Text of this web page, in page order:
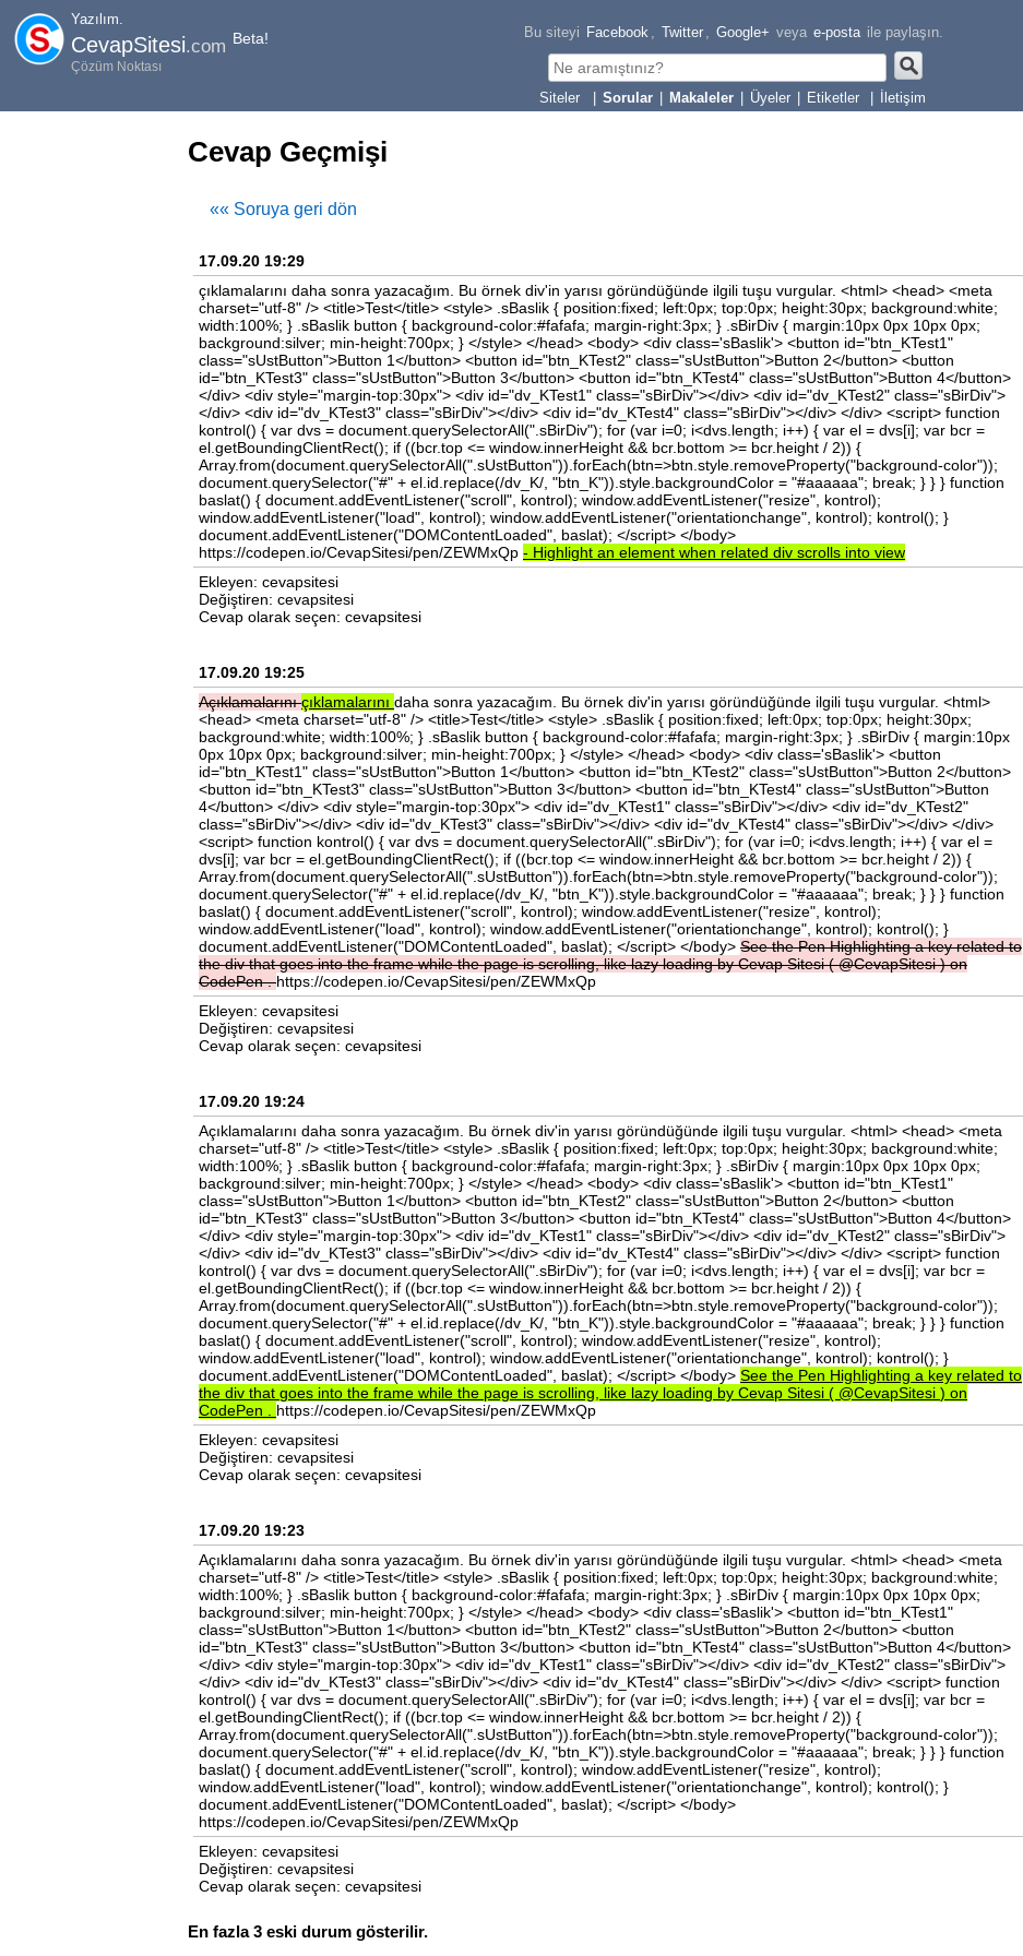
Yazılım.
CevapSitesi.com Beta!
Çözüm Noktası
Bu siteyi Facebook , Twitter , Google+ veya e-posta ile paylaşın.
Sorular Makaleler Üyeler Etiketler İletişim
Cevap Geçmişi
«« Soruya geri dön
17.09.20 19:29
çıklamalarını daha sonra yazacağım. Bu örnek div'in yarısı göründüğünde ilgili tuşu vurgular. <html> <head> <meta
charset="utf-8" /> <title>Test</title> <style> .sBaslik { position:fixed; left:0px; top:0px; height:30px; background:white;
width:100%; } .sBaslik button { background-color:#fafafa; margin-right:3px; } .sBirDiv { margin:10px 0px 10px 0px;
background:silver; min-height:700px; } </style> </head> <body> <div class='sBaslik'> <button id="btn_KTest1"
class="sUstButton">Button 1</button> <button id="btn_KTest2" class="sUstButton">Button 2</button> <button
id="btn_KTest3" class="sUstButton">Button 3</button> <button id="btn_KTest4" class="sUstButton">Button 4</button>
</div> <div style="margin-top:30px"> <div id="dv_KTest1" class="sBirDiv"></div> <div id="dv_KTest2" class="sBirDiv">
</div> <div id="dv_KTest3" class="sBirDiv"></div> <div id="dv_KTest4" class="sBirDiv"></div> </div> <script> function
kontrol() { var dvs = document.querySelectorAll(".sBirDiv"); for (var i=0; i<dvs.length; i++) { var el = dvs[i]; var bcr =
el.getBoundingClientRect(); if ((bcr.top <= window.innerHeight && bcr.bottom >= bcr.height / 2)) {
Array.from(document.querySelectorAll(".sUstButton")).forEach(btn=>btn.style.removeProperty("background-color"));
document.querySelector("#" + el.id.replace(/dv_K/, "btn_K")).style.backgroundColor = "#aaaaaa"; break; } } } function
baslat() { document.addEventListener("scroll", kontrol); window.addEventListener("resize", kontrol);
window.addEventListener("load", kontrol); window.addEventListener("orientationchange", kontrol); kontrol(); }
document.addEventListener("DOMContentLoaded", baslat); </script> </body>
https://codepen.io/CevapSitesi/pen/ZEWMxQp - Highlight an element when related div scrolls into view
Ekleyen: cevapsitesi
Değiştiren: cevapsitesi
Cevap olarak seçen: cevapsitesi
17.09.20 19:25
Açıklamalarınıçıklamalarını daha sonra yazacağım. Bu örnek div'in yarısı göründüğünde ilgili tuşu vurgular. <html>
<head> <meta charset="utf-8" /> <title>Test</title> <style> .sBaslik { position:fixed; left:0px; top:0px; height:30px;
background:white; width:100%; } .sBaslik button { background-color:#fafafa; margin-right:3px; } .sBirDiv { margin:10px
0px 10px 0px; background:silver; min-height:700px; } </style> </head> <body> <div class='sBaslik'> <button
id="btn_KTest1" class="sUstButton">Button 1</button> <button id="btn_KTest2" class="sUstButton">Button 2</button>
<button id="btn_KTest3" class="sUstButton">Button 3</button> <button id="btn_KTest4" class="sUstButton">Button
4</button> </div> <div style="margin-top:30px"> <div id="dv_KTest1" class="sBirDiv"></div> <div id="dv_KTest2"
class="sBirDiv"></div> <div id="dv_KTest3" class="sBirDiv"></div> <div id="dv_KTest4" class="sBirDiv"></div> </div>
<script> function kontrol() { var dvs = document.querySelectorAll(".sBirDiv"); for (var i=0; i<dvs.length; i++) { var el =
dvs[i]; var bcr = el.getBoundingClientRect(); if ((bcr.top <= window.innerHeight && bcr.bottom >= bcr.height / 2)) {
Array.from(document.querySelectorAll(".sUstButton")).forEach(btn=>btn.style.removeProperty("background-color"));
document.querySelector("#" + el.id.replace(/dv_K/, "btn_K")).style.backgroundColor = "#aaaaaa"; break; } } } function
baslat() { document.addEventListener("scroll", kontrol); window.addEventListener("resize", kontrol);
window.addEventListener("load", kontrol); window.addEventListener("orientationchange", kontrol); kontrol(); }
document.addEventListener("DOMContentLoaded", baslat); </script> </body> SeethePenHighlightingakeyrelatedto
thedivthatgoesintotheframewhilethepageisscrolling,likelazyloadingbyCevapSitesi(@CevapSitesi)on
CodePen.https://codepen.io/CevapSitesi/pen/ZEWMxQp
Ekleyen: cevapsitesi
Değiştiren: cevapsitesi
Cevap olarak seçen: cevapsitesi
17.09.20 19:24
Açıklamalarını daha sonra yazacağım. Bu örnek div'in yarısı göründüğünde ilgili tuşu vurgular. <html> <head> <meta
charset="utf-8" /> <title>Test</title> <style> .sBaslik { position:fixed; left:0px; top:0px; height:30px; background:white;
width:100%; } .sBaslik button { background-color:#fafafa; margin-right:3px; } .sBirDiv { margin:10px 0px 10px 0px;
background:silver; min-height:700px; } </style> </head> <body> <div class='sBaslik'> <button id="btn_KTest1"
class="sUstButton">Button 1</button> <button id="btn_KTest2" class="sUstButton">Button 2</button> <button
id="btn_KTest3" class="sUstButton">Button 3</button> <button id="btn_KTest4" class="sUstButton">Button 4</button>
</div> <div style="margin-top:30px"> <div id="dv_KTest1" class="sBirDiv"></div> <div id="dv_KTest2" class="sBirDiv">
</div> <div id="dv_KTest3" class="sBirDiv"></div> <div id="dv_KTest4" class="sBirDiv"></div> </div> <script> function
kontrol() { var dvs = document.querySelectorAll(".sBirDiv"); for (var i=0; i<dvs.length; i++) { var el = dvs[i]; var bcr =
el.getBoundingClientRect(); if ((bcr.top <= window.innerHeight && bcr.bottom >= bcr.height / 2)) {
Array.from(document.querySelectorAll(".sUstButton")).forEach(btn=>btn.style.removeProperty("background-color"));
document.querySelector("#" + el.id.replace(/dv_K/, "btn_K")).style.backgroundColor = "#aaaaaa"; break; } } } function
baslat() { document.addEventListener("scroll", kontrol); window.addEventListener("resize", kontrol);
window.addEventListener("load", kontrol); window.addEventListener("orientationchange", kontrol); kontrol(); }
document.addEventListener("DOMContentLoaded", baslat); </script> </body> See the Pen Highlighting a key related to
the div that goes into the frame while the page is scrolling, like lazy loading by Cevap Sitesi ( @CevapSitesi ) on
CodePen
https://codepen.io/CevapSitesi/pen/ZEWMxQp
Ekleyen: cevapsitesi
Değiştiren: cevapsitesi
Cevap olarak seçen: cevapsitesi
17.09.20 19:23
Açıklamalarını daha sonra yazacağım. Bu örnek div'in yarısı göründüğünde ilgili tuşu vurgular. <html> <head> <meta
charset="utf-8" /> <title>Test</title> <style> .sBaslik { position:fixed; left:0px; top:0px; height:30px; background:white;
width:100%; } .sBaslik button { background-color:#fafafa; margin-right:3px; } .sBirDiv { margin:10px 0px 10px 0px;
background:silver; min-height:700px; } </style> </head> <body> <div class='sBaslik'> <button id="btn_KTest1"
class="sUstButton">Button 1</button> <button id="btn_KTest2" class="sUstButton">Button 2</button> <button
id="btn_KTest3" class="sUstButton">Button 3</button> <button id="btn_KTest4" class="sUstButton">Button 4</button>
</div> <div style="margin-top:30px"> <div id="dv_KTest1" class="sBirDiv"></div> <div id="dv_KTest2" class="sBirDiv">
</div> <div id="dv_KTest3" class="sBirDiv"></div> <div id="dv_KTest4" class="sBirDiv"></div> </div> <script> function
kontrol() { var dvs = document.querySelectorAll(".sBirDiv"); for (var i=0; i<dvs.length; i++) { var el = dvs[i]; var bcr =
el.getBoundingClientRect(); if ((bcr.top <= window.innerHeight && bcr.bottom >= bcr.height / 2)) {
Array.from(document.querySelectorAll(".sUstButton")).forEach(btn=>btn.style.removeProperty("background-color"));
document.querySelector("#" + el.id.replace(/dv_K/, "btn_K")).style.backgroundColor = "#aaaaaa"; break; } } } function
baslat() { document.addEventListener("scroll", kontrol); window.addEventListener("resize", kontrol);
window.addEventListener("load", kontrol); window.addEventListener("orientationchange", kontrol); kontrol(); }
document.addEventListener("DOMContentLoaded", baslat); </script> </body>
https://codepen.io/CevapSitesi/pen/ZEWMxQp
Ekleyen: cevapsitesi
Değiştiren: cevapsitesi
Cevap olarak seçen: cevapsitesi
En fazla 3 eski durum gösterilir.